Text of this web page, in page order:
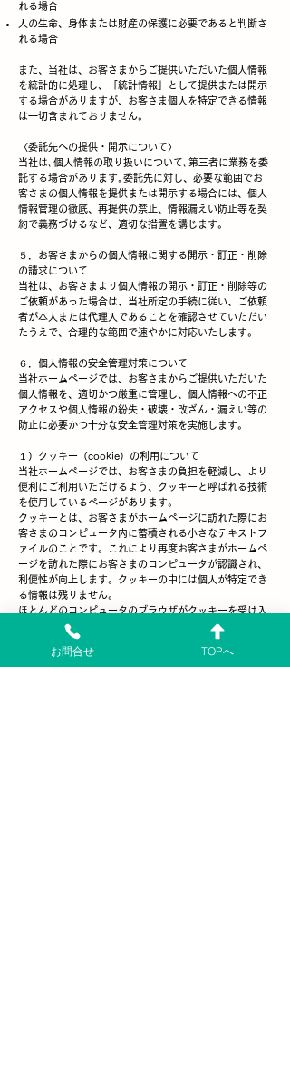
れる場合
人の生命、身体または財産の保護に必要であると判断さ
れる場合
また、当社は、お客さまからご提供いただいた個人情報
を統計的に処理し、「統計情報」として提供または開示
する場合がありますが、お客さま個人を特定できる情報
は一切含まれておりません。
〈委託先への提供・開示について〉
当社は､個人情報の取り扱いについて､第三者に業務を委
託する場合があります｡委託先に対し、必要な範囲でお
客さまの個人情報を提供または開示する場合には、個人
情報管理の徹底、再提供の禁止、情報漏えい防止等を契
約で義務づけるなど、適切な措置を講じます。
５．お客さまからの個人情報に関する開示・訂正・削除
の請求について
当社は、お客さまより個人情報の開示・訂正・削除等の
ご依頼があった場合は、当社所定の手続に従い、ご依頼
者が本人または代理人であることを確認させていただい
たうえで、合理的な範囲で速やかに対応いたします。
６．個人情報の安全管理対策について
当社ホームページでは、お客さまからご提供いただいた
個人情報を、適切かつ厳重に管理し、個人情報への不正
アクセスや個人情報の紛失・破壊・改ざん・漏えい等の
防止に必要かつ十分な安全管理対策を実施します。
１）クッキー（cookie）の利用について
当社ホームページでは、お客さまの負担を軽減し、より
便利にご利用いただけるよう、クッキーと呼ばれる技術
を使用しているページがあります。
クッキーとは、お客さまがホームページに訪れた際にお
客さまのコンピュータ内に蓄積される小さなテキストフ
ァイルのことです。これにより再度お客さまがホームペ
ージを訪れた際にお客さまのコンピュータが認識され、
利便性が向上します。クッキーの中には個人が特定でき
る情報は残りません。
ほとんどのコンピュータのブラウザがクッキーを受け入
れられるように設定されていますが、ご使用のブラウザ
でクッキーの受け入れを拒否する設定をすることも可能
です。但し、その結果、ホームページの一部の機能が正
お問合せ TOPへ